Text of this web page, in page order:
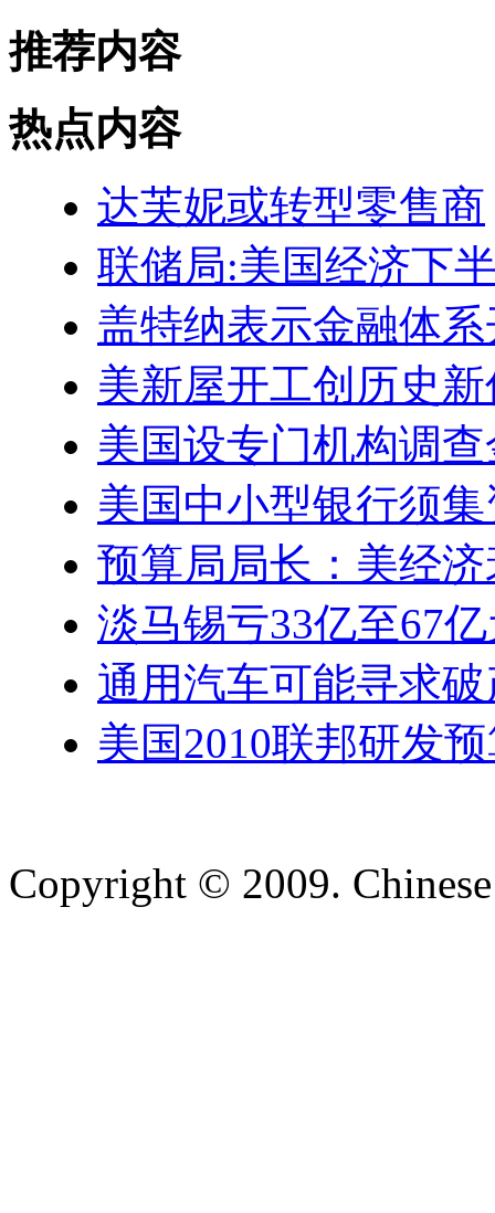
推荐内容
热点内容
达芙妮或转型零售商
联储局:美国经济下
盖特纳表示金融体
美新屋开工创历史新
美国设专门机构调
美国中小型银行须
预算局局长：美经
淡马锡亏33亿至67
通用汽车可能寻求
美国2010联邦研发
Copyright © 2009.